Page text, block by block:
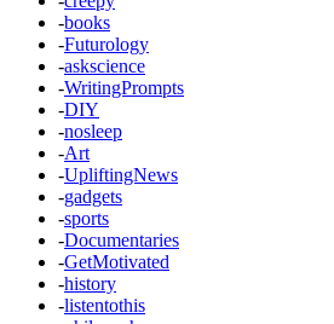
-books
-Futurology
-askscience
-WritingPrompts
-DIY
-nosleep
-Art
-UpliftingNews
-gadgets
-sports
-Documentaries
-GetMotivated
-history
-listentothis